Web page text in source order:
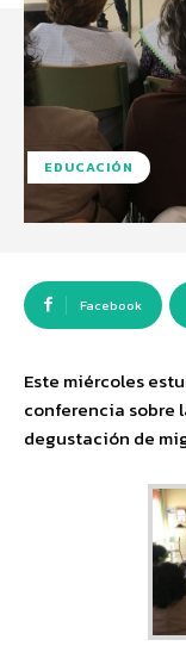
EDUCACIÓN
Facebook
Este miércoles
conferencia sobre
degustación de